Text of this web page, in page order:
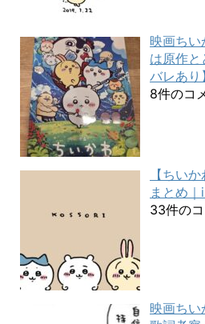
映画ちい
は原作と
バレあり】
8件のコ
【ちい
まとめ
33件の
映画ちい